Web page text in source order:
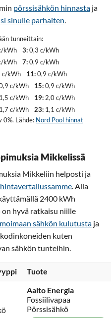
pörssisähkön hinnasta ja
sinulle parhaiten
tunneittain:
kWh 3:0,3 c/kWh
kWh 7:0,9 c/kWh
c/kWh 11:0,9 c/kWh
c/kWh 15:0,9 c/kWh
1,5 c/kWh 19: 2,0 c/kWh
1,7 c/kWh 23: 1,1 c/kWh
0%. Lähde: Nord Pool hinnat
Mikkelissä
Mikkeliin helposti ja
hintavertailussamme . Alla
2400 kWh
hyvä ratkaisu niille
sähkön kulutusta ja
kuten
sähkön tunteihin.
Tuote
Aalto Energia
Fossiilivapaa
Pörssisähkö